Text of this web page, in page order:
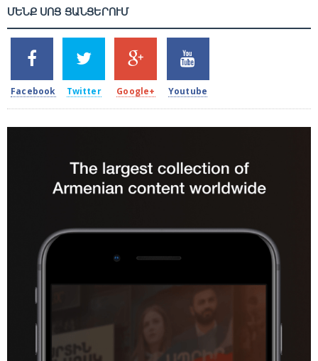
ՄԵՆՔ ՍՈՑ ՑԱՆՑԵՐՈՒՄ
2k
SHARES
Facebook
1.5k
TWEETS
Twitter
203
SHARES
Google+
620
SHARES
Youtube